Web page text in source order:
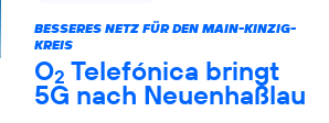
BESSERES NETZ FÜR DEN MAIN-KINZIG-
KREIS
O2 Telefónica bringt
5G nach Neuenhaßlau